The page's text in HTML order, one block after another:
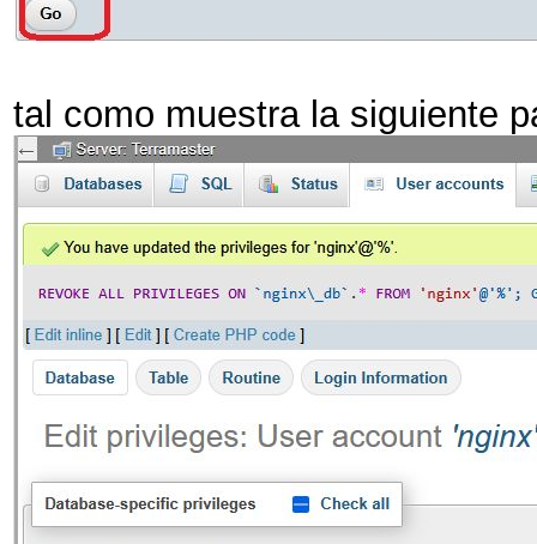
tal como muestra la siguiente